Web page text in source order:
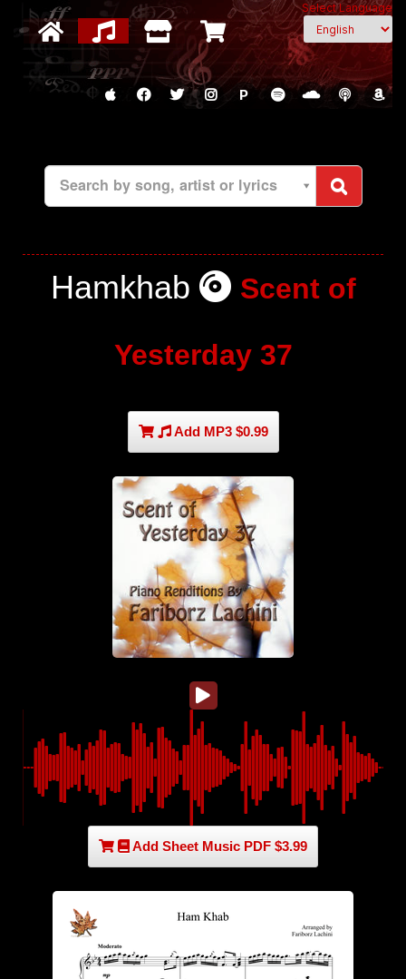
Select Language
P
Search by song, artist or lyrics
Hamkhab Scent of
Yesterday 37
Add MP3 $0.99
Add Sheet Music PDF $3.99